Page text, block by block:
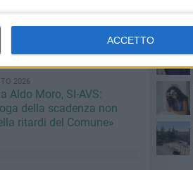
ACCETTO
2026
Aldo Moro, SI-AVS:
della scadenza non
ritardi del Comune»